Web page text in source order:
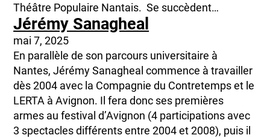
Théâtre Populaire Nantais. Se succèdent…
Jérémy Sanagheal
mai 7, 2025
En parallèle de son parcours universitaire à
Nantes, Jérémy Sanagheal commence à travailler
dès 2004 avec la Compagnie du Contretemps et le
LERTA à Avignon. Il fera donc ses premières
armes au festival d’Avignon (4 participations avec
3 spectacles différents entre 2004 et 2008), puis il